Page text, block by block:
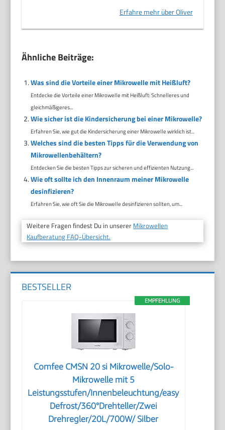
Erfahre mehr über Oliver
Ähnliche Beiträge:
Was sind die Vorteile einer Mikrowelle mit Heißluft?
Entdecke die Vorteile einer Mikrowelle mit Heißluft: Schnelleres und
gleichmäßigeres...
Wie sicher ist die Kindersicherung bei einer Mikrowelle?
Erfahren Sie, wie gut die Kindersicherung einer Mikrowelle wirklich ist...
Welches sind die besten Tipps für die Verwendung von
Mikrowellenbehältern?
Entdecken Sie die besten Tipps zur sicheren und effizienten Nutzung...
Wie oft sollte ich den Innenraum meiner Mikrowelle
desinfizieren?
Erfahren Sie, wie oft Sie die Mikrowelle desinfizieren sollten, um...
Weitere Fragen findest Du in unserer Mikrowellen
Kaufberatung FAQ-Übersicht.
BESTSELLER
EMPFEHLUNG
Comfee CMSN 20 si Mikrowelle/Solo-
Mikrowelle mit 5
Leistungsstufen/Innenbeleuchtung/easy
Defrost/360°Drehteller/Zwei
Drehregler/20L/700W/ Silber